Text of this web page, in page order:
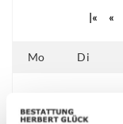
|« «
Mo Di